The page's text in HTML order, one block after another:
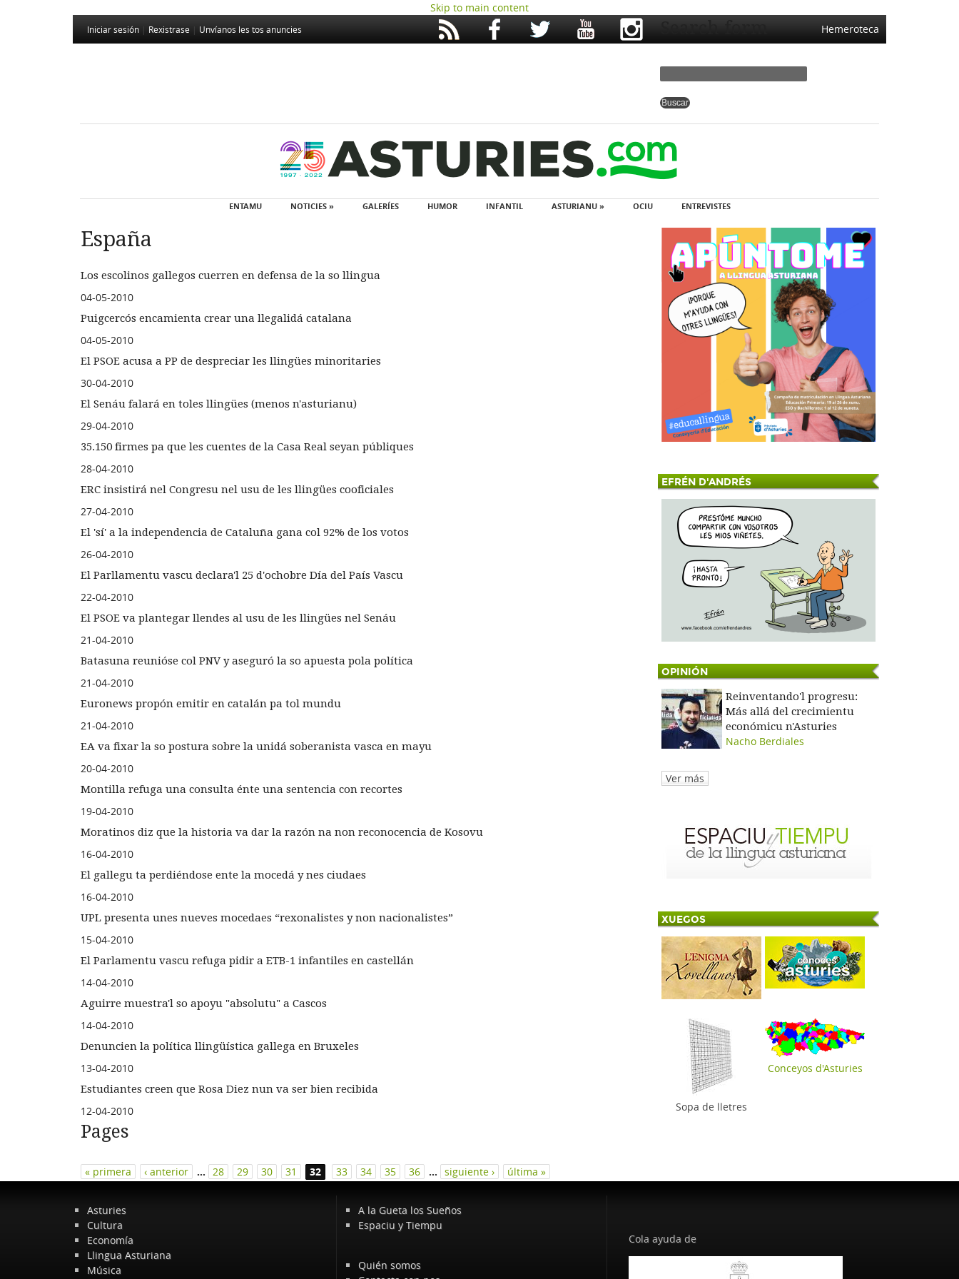
Skip to main content
Iniciar sesión Rexistrase Unvíanos les tos anuncies Hemeroteca
Search form
ENTAMU NOTICIES » GALERÍES HUMOR INFANTIL ASTURIANU » OCIU ENTREVISTES
España
Los escolinos gallegos cuerren en defensa de la so llingua
04-05-2010
Puigcercós encamienta crear una llegalidá catalana
04-05-2010
El PSOE acusa a PP de despreciar les llingües minoritaries
30-04-2010
El Senáu falará en toles llingües (menos n'asturianu)
29-04-2010
35.150 firmes pa que les cuentes de la Casa Real seyan públiques
28-04-2010
ERC insistirá nel Congresu nel usu de les llingües cooficiales
27-04-2010
El 'sí' a la independencia de Cataluña gana col 92% de los votos
26-04-2010
El Parllamentu vascu declara'l 25 d'ochobre Día del País Vascu
22-04-2010
El PSOE va plantegar llendes al usu de les llingües nel Senáu
21-04-2010
Batasuna reunióse col PNV y aseguró la so apuesta pola política
21-04-2010
Euronews propón emitir en catalán pa tol mundu
21-04-2010
EA va fixar la so postura sobre la unidá soberanista vasca en mayu
20-04-2010
Montilla refuga una consulta énte una sentencia con recortes
19-04-2010
Moratinos diz que la historia va dar la razón na non reconocencia de Kosovu
16-04-2010
El gallegu ta perdiéndose ente la mocedá y nes ciudaes
16-04-2010
UPL presenta unes nueves mocedaes “rexonalistes y non nacionalistes”
15-04-2010
El Parlamentu vascu refuga pidir a ETB-1 infantiles en castellán
14-04-2010
Aguirre muestra'l so apoyu "absolutu" a Cascos
14-04-2010
Denuncien la política llingüística gallega en Bruxeles
13-04-2010
Estudiantes creen que Rosa Diez nun va ser bien recibida
12-04-2010
Pages
« primera ‹ anterior … 28 29 30 31 32 33 34 35 36 … siguiente › última »
EFRÉN D'ANDRÉS
OPINIÓN
Reinventando'l progresu:
Más allá del crecimientu
económicu n'Asturies
Nacho Berdiales
Ver más
XUEGOS
Sopa de lletres
Conceyos d'Asturies
Asturies
Cultura
Economía
Llingua Asturiana
Música
A la Gueta los Sueños
Espaciu y Tiempu
Quién somos
Cola ayuda de